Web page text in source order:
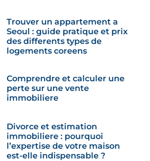
Trouver un appartement a
Seoul : guide pratique et prix
des differents types de
logements coreens
Comprendre et calculer une
perte sur une vente
immobiliere
Divorce et estimation
immobiliere : pourquoi
l’expertise de votre maison
est-elle indispensable ?